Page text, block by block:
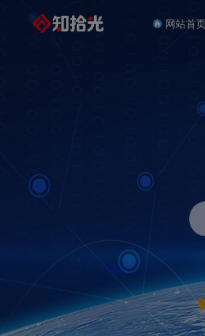
网站首页